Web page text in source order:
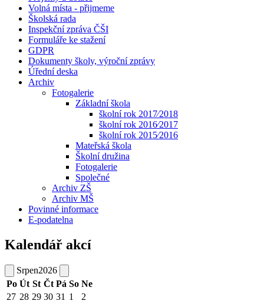
Volná místa - přijmeme
Školská rada
Inspekční zpráva ČŠI
Formuláře ke stažení
GDPR
Dokumenty školy, výroční zprávy
Úřední deska
Archiv
Fotogalerie
Základní škola
školní rok 2017⁄2018
školní rok 2016⁄2017
školní rok 2015⁄2016
Mateřská škola
Školní družina
Fotogalerie
Společné
Archiv ZŠ
Archiv MŠ
Povinné informace
E-podatelna
Kalendář akcí
Srpen2026
Po Út St Čt Pá So Ne
27 28 29 30 31 1
2